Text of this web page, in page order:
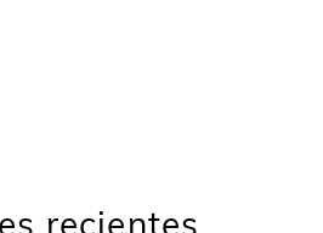
recientes